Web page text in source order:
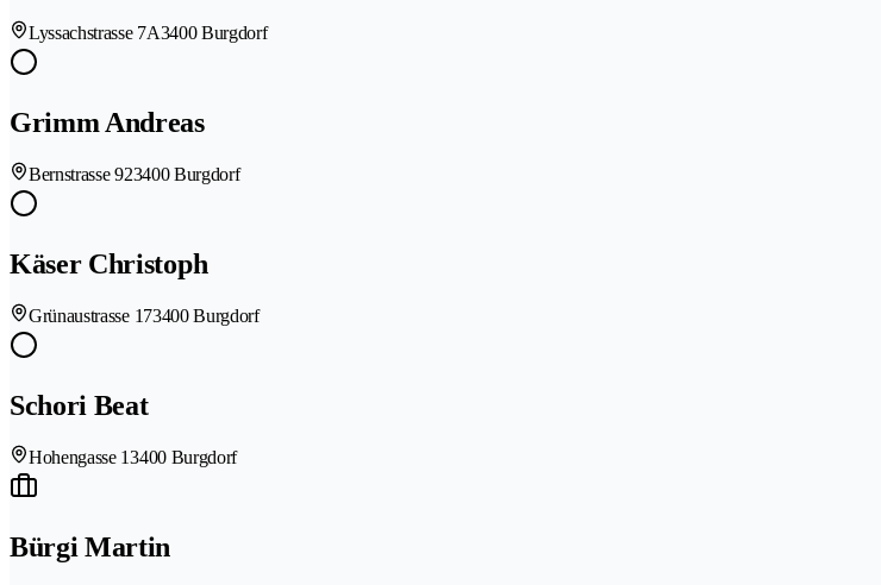
Lyssachstrasse 7A3400 Burgdorf
Grimm Andreas
Bernstrasse 923400 Burgdorf
Käser Christoph
Grünaustrasse 173400 Burgdorf
Schori Beat
Hohengasse 13400 Burgdorf
Bürgi Martin